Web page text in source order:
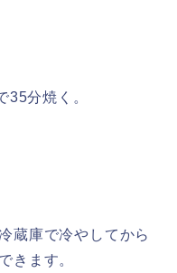
分焼く。
蔵庫で冷やしてから
きます。